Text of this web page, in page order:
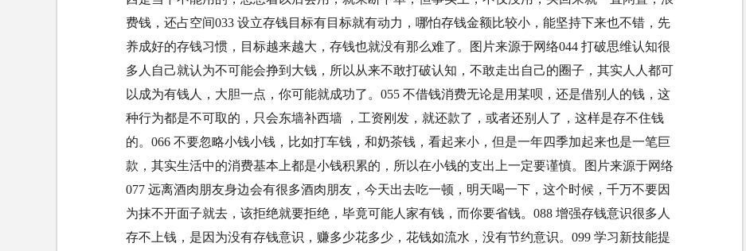
费钱，还占空间033 设立存钱目标有目标就有动力，哪怕存钱金额比较小，能坚持下来也不错，先
养成好的存钱习惯，目标越来越大，存钱也就没有那么难了。图片来源于网络044 打破思维认知很
多人自己就认为不可能会挣到大钱，所以从来不敢打破认知，不敢走出自己的圈子，其实人人都可
以成为有钱人，大胆一点，你可能就成功了。055 不借钱消费无论是用某呗，还是借别人的钱，这
种行为都是不可取的，只会东墙补西墙 ，工资刚发，就还款了，或者还别人了，这样是存不住钱
的。066 不要忽略小钱小钱，比如打车钱，和奶茶钱，看起来小，但是一年四季加起来也是一笔巨
款，其实生活中的消费基本上都是小钱积累的，所以在小钱的支出上一定要谨慎。图片来源于网络
077 远离酒肉朋友身边会有很多酒肉朋友，今天出去吃一顿，明天喝一下，这个时候，千万不要因
为抹不开面子就去，该拒绝就要拒绝，毕竟可能人家有钱，而你要省钱。088 增强存钱意识很多人
存不上钱，是因为没有存钱意识，赚多少花多少，花钱如流水，没有节约意识。099 学习新技能提